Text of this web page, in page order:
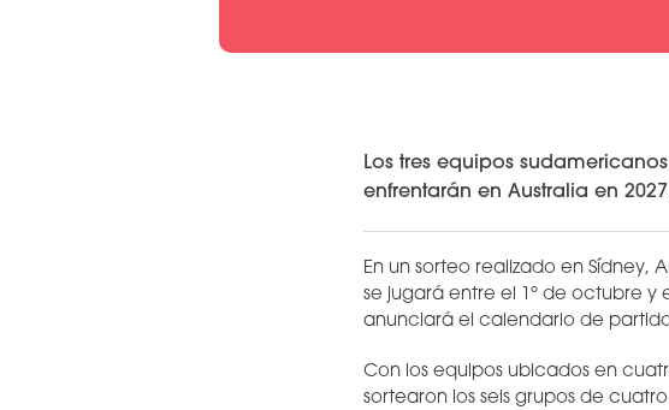
Los tres equipos
enfrentarán en Australia en
En un sorteo realizado en Sídney,
se jugará entre el 1º de octubre y
anunciará el calendario de
Con los equipos ubicados en
sortearon los seis grupos de